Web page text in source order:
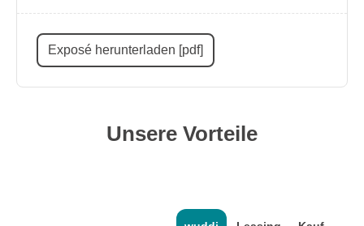
Exposé herunterladen [pdf]
Unsere Vorteile